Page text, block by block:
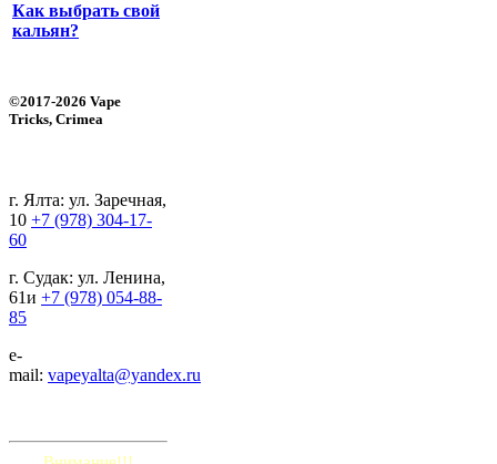
Как выбрать свой
кальян?
©2017-2026 Vape
Tricks, Crimea
г. Ялта: ул. Заречная,
10 +7 (978) 304-17-
60
г. Судак: ул. Ленина,
61и +7 (978) 054-88-
85
e-
mail: vapeyalta@yandex.ru